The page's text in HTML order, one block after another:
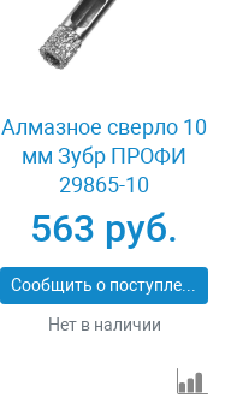
Алмазное сверло 10
мм Зубр ПРОФИ
29865-10
563 руб.
Сообщить о поступлении
Нет в наличии